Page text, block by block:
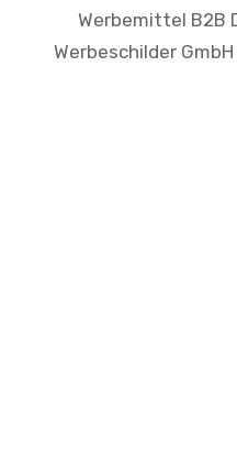
Werbemittel B2B
Werbeschilder GmbH